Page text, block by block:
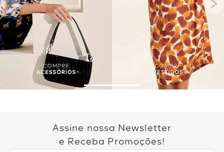
Assine nossa Newsletter
e Receba Promoções!